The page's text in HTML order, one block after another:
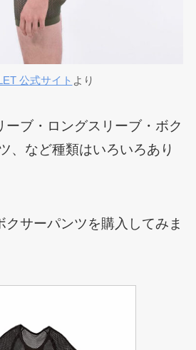
公式サイト より
ーブ・ロングスリーブ・ボク
、など種類はいろいろあり
サーパンツを購入してみま